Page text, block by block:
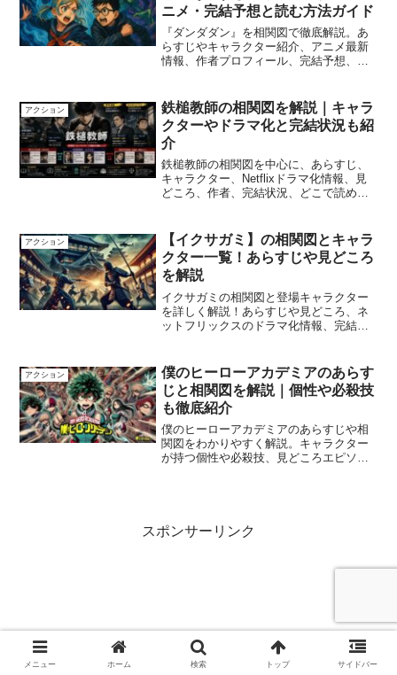
ニメ・完結予想と読む方法ガイド
『ダンダダン』を相関図で徹底解説。あ
らすじやキャラクター紹介、アニメ最新
情報、作者プロフィール、完結予想、見
アクション
鉄槌教師の相関図を解説｜キャラ
クターやドラマ化と完結状況も紹
介
鉄槌教師の相関図を中心に、あらすじ、
キャラクター、Netflixドラマ化情報、見
どころ、作者、完結状況、どこで読める
アクション
【イクサガミ】の相関図とキャラ
クター一覧！あらすじや見どころ
を解説
イクサガミの相関図と登場キャラクター
を詳しく解説！あらすじや見どころ、ネ
ットフリックスのドラマ化情報、完結や
アクション
僕のヒーローアカデミアのあらす
じと相関図を解説｜個性や必殺技
も徹底紹介
僕のヒーローアカデミアのあらすじや相
関図をわかりやすく解説。キャラクター
が持つ個性や必殺技、見どころエピソー
スポンサーリンク
メニュー ホーム 検索 トップ サイドバー